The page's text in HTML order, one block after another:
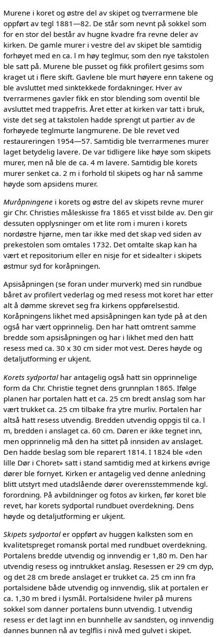
Murene i koret og østre del av skipet og tverrarmene ble
oppført av tegl 1881—82. De står som nevnt på sokkel som
for en stor del består av hugne kvadre fra revne deler av
kirken. De gamle murer i vestre del av skipet ble samtidig
forhøyet med en ca. l m høy teglmur, som den nye takstolen
ble satt på. Murene ble pusset og fikk profilert gesims som
kraget ut i flere skift. Gavlene ble murt høyere enn takene og
ble avsluttet med sinktekkede fordakninger. Hver av
tverrarmenes gavler fikk en stor blending som oventil ble
avsluttet med trappefris. Året etter at kirken var tatt i bruk,
viste det seg at takstolen hadde sprengt ut partier av de
forhøyede teglmurte langmurene. De ble revet ved
restaureringen 1954—57. Samtidig ble tverrarmenes murer
laget betydelig lavere. De var tidligere like høye som skipets
murer, men nå ble de ca. 4 m lavere. Samtidig ble korets
murer senket ca. 2 m i forhold til skipets og har nå samme
høyde som apsidens murer.
Muråpningene i korets og østre del av skipets revne murer
gir Chr. Christies måleskisse fra 1865 et visst bilde av. Den gir
dessuten opplysninger om et lite rom i muren i korets
nordøstre hjørne, men tar ikke med det skap ved siden av
prekestolen som omtales 1732. Det omtalte skap kan ha
vært et repositorium eller en nisje for et sidealter i skipets
østmur syd for koråpningen.
Apsisåpningen (se foran under murverk) med sin rundbue
båret av profilert vederlag og med resess mot koret har etter
alt å dømme skrevet seg fra kirkens oppførelsestid.
Koråpningens likhet med apsisåpningen kan tyde på at den
også har vært opprinnelig. Den har hatt omtrent samme
bredde som apsisåpningen og har i likhet med den hatt
resess med ca. 30 x 30 cm sider mot vest. Deres høyde og
detaljutforming er ukjent.
Korets sydportalhar antagelig også hatt sin opprinnelige
form da Chr. Christie tegnet dens grunnplan 1865. Ifølge
planen har portalen hatt et ca. 25 cm bredt anslag som har
vært trukket ca. 25 cm tilbake fra ytre murliv. Portalen har
altså hatt resess utvendig. Bredden utvendig oppgis til ca. l
m, bredden i anslaget ca. 60 cm. Døren er ikke tegnet inn,
men opprinnelig må den ha sittet på innsiden av anslaget.
Den hadde beslag som ble reparert 1814. I 1824 ble «den
lille Dør i Choret» satt i stand samtidig med at kirkens øvrige
dører ble fornyet. Kirken er antagelig ved denne anledning
blitt utstyrt med utadslående dører overensstemmende kgl.
forordning. På avbildninger og fotos av kirken, før koret ble
revet, har korets sydportal rundbuet overdekning. Dens
høyde og detaljutforming er ukjent.
Skipets sydportaler oppført av huggen kalksten som en
kvalitetspreget romansk portal med rundbuet overdekning.
Portalens bredde utvendig og innvendig er 1,80 m. Den har
utvendig resess og inntrukket anslag. Resessen er 29 cm dyp,
og det 28 cm brede anslaget er trukket ca. 25 cm inn fra
portalsidene både utvendig og innvendig, slik at portalen er
ca. 1,30 m bred i lysmål. Portalsidene hviler på murens
sokkel som danner portalens bunn utvendig. I utvendig
resess er det lagt inn en bunnhelle av sandsten, og innvendig
dannes bunnen nå av teglflis i nivå med gulvet i skipet.